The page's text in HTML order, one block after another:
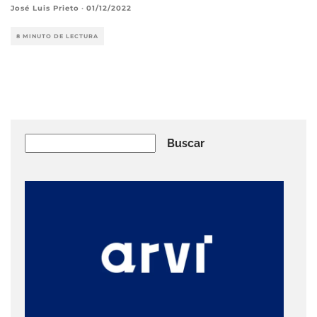
José Luis Prieto · 01/12/2022
8 MINUTO DE LECTURA
Buscar